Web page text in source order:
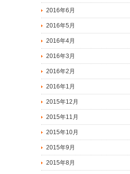
2016年6月
2016年5月
2016年4月
2016年3月
2016年2月
2016年1月
2015年12月
2015年11月
2015年10月
2015年9月
2015年8月